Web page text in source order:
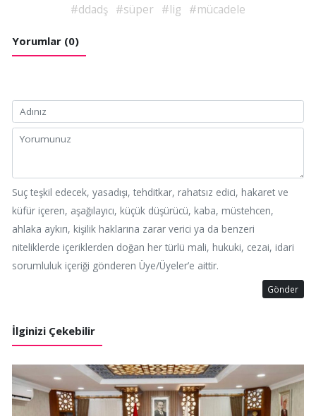
#ddadş #süper #lig #mücadele
Yorumlar (0)
Suç teşkil edecek, yasadışı, tehditkar, rahatsız edici, hakaret ve
küfür içeren, aşağılayıcı, küçük düşürücü, kaba, müstehcen,
ahlaka aykırı, kişilik haklarına zarar verici ya da benzeri
niteliklerde içeriklerden doğan her türlü mali, hukuki, cezai, idari
sorumluluk içeriği gönderen Üye/Üyeler’e aittir.
Gönder
İlginizi Çekebilir